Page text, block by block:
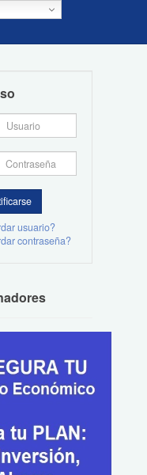
usuario?
contraseña?